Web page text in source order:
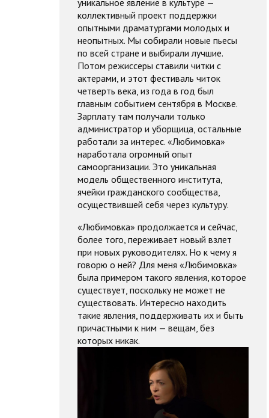
коллективный проект поддержки
опытными драматургами молодых и
неопытных. Мы собирали новые пьесы
по всей стране и выбирали лучшие.
Потом режиссеры ставили читки с
актерами, и этот фестиваль читок
четверть века, из года в год был
главным событием сентября в Москве.
Зарплату там получали только
администратор и уборщица, остальные
работали за интерес. «Любимовка»
наработала огромный опыт
самоорганизации. Это уникальная
модель общественного института,
ячейки гражданского сообщества,
осуществившей себя через культуру.
«Любимовка» продолжается и сейчас,
более того, переживает новый взлет
при новых руководителях. Но к чему я
говорю о ней? Для меня «Любимовка»
была примером такого явления, которое
существует, поскольку не может не
существовать. Интересно находить
такие явления, поддерживать их и быть
причастными к ним — вещам, без
которых никак.